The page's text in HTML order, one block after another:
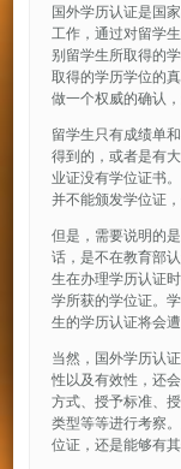
国外学历认证是国
工作，通过对留学
别留学生所取得的
取得的学历学位的
做一个权威的确认
留学生只有成绩单
得到的，或者是有
业证没有学位证书
并不能颁发学位证
但是，需要说明的
话，是不在教育部
生在办理学历认证
学所获的学位证。
生的学历认证将会遭
当然，国外学历认
性以及有效性，还
方式、授予标准、
类型等等进行考察
位证，还是能够有